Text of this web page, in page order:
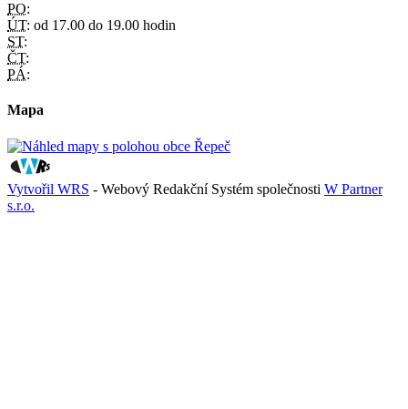
PO:
ÚT: od 17.00 do 19.00 hodin
ST:
ČT:
PÁ:
Mapa
Vytvořil WRS - Webový Redakční Systém společnosti W Partner
s.r.o.